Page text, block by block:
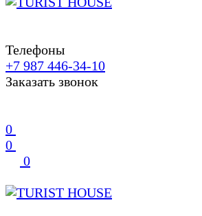
Телефоны
+7 987 446-34-10
Заказать звонок
0
0
0